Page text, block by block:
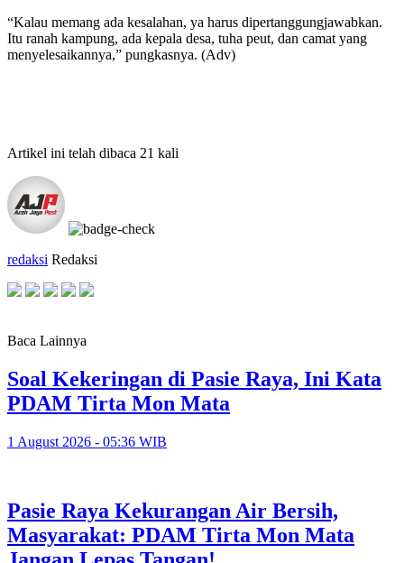
“Kalau memang ada kesalahan, ya harus dipertanggungjawabkan.
Itu ranah kampung, ada kepala desa, tuha peut, dan camat yang
menyelesaikannya,” pungkasnya. (Adv)
Artikel ini telah dibaca 21 kali
redaksi Redaksi
Baca Lainnya
Soal Kekeringan di Pasie Raya, Ini Kata
PDAM Tirta Mon Mata
1 August 2026 - 05:36 WIB
Pasie Raya Kekurangan Air Bersih,
Masyarakat: PDAM Tirta Mon Mata